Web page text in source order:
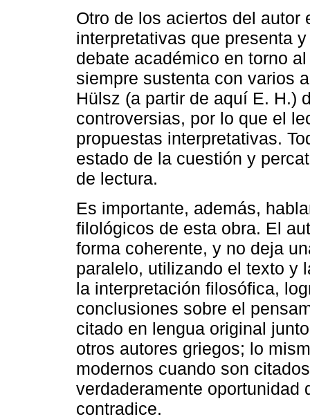
Otro de los aciertos del
interpretativas que presenta
debate académico en torno
siempre sustenta con varios
Hülsz (a partir de aquí E. H.)
controversias, por lo que el
propuestas interpretativas.
estado de la cuestión y
de lectura.
Es importante, además,
filológicos de esta obra. El
forma coherente, y no deja
paralelo, utilizando el texto y
la interpretación filosófica,
conclusiones sobre el
citado en lengua original
otros autores griegos; lo
modernos cuando son
verdaderamente oportunidad
contradice.